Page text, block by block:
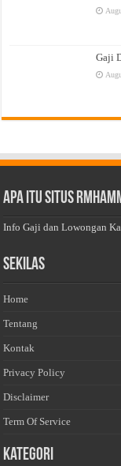
Gaji
Apa Itu Situs
Info Gaji dan Lowongan
Sekilas
Home
Tentang
Kontak
Privacy Policy
Disclaimer
Term Of Service
Kategori